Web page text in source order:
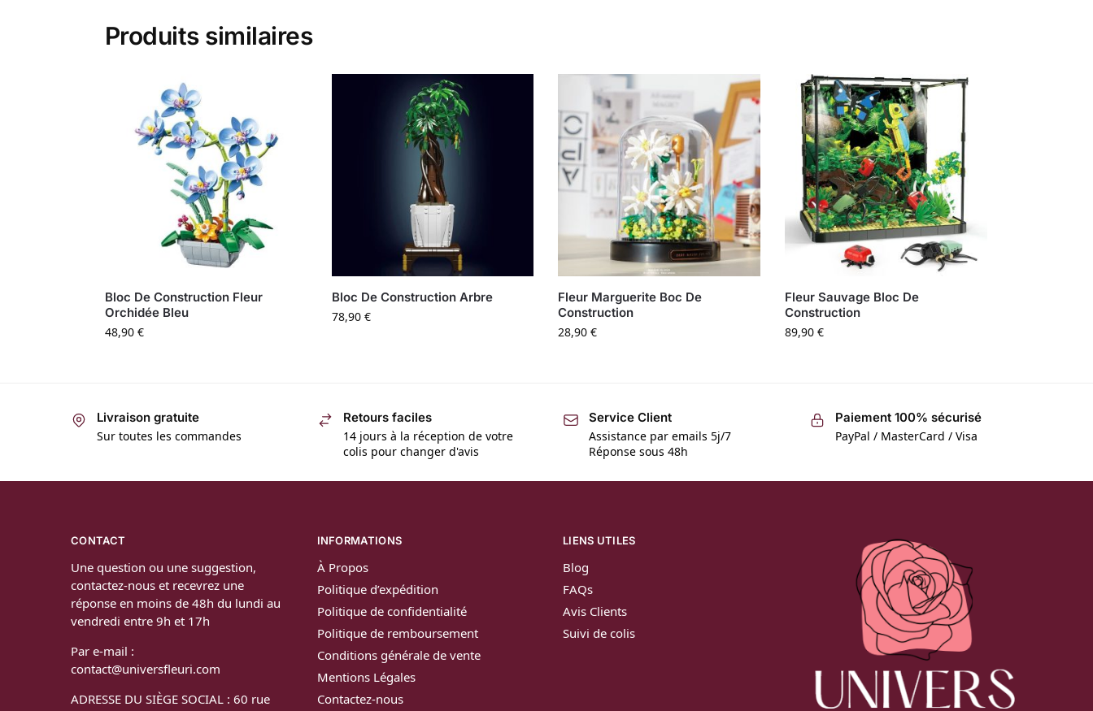
Produits similaires
Bloc De Construction Fleur
Orchidée Bleu
48,90 €
Bloc De Construction Arbre
78,90 €
Fleur Marguerite Boc De
Construction
28,90€
Fleur Sauvage Bloc De
Construction
89,90€
Livraison gratuite
Sur toutes les commandes
Retours faciles
14 jours à la réception de votre
colis pour changer d'avis
Service Client
Assistance par emails 5j/7
Réponse sous 48h
Paiement 100% sécurisé
PayPal / MasterCard / Visa
CONTACT
Une question ou une suggestion,
contactez-nous et recevrez une
réponse en moins de 48h du lundi au
vendredi entre 9h et 17h
Par e-mail :
contact@universfleuri.com
ADRESSE DU SIÈGE SOCIAL : 60 rue
INFORMATIONS
À Propos
Politique d’expédition
Politique de confidentialité
Politique de remboursement
Conditions générale de vente
Mentions Légales
Contactez-nous
LIENS UTILES
Blog
FAQs
Avis Clients
Suivi de colis